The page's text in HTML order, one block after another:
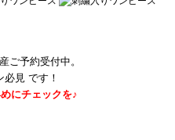
ご予約受付中。
見 です！
にチェックを♪